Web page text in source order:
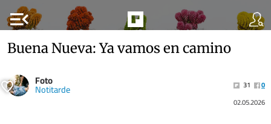
menu_open
Buena Nueva: Ya vamos en camino
Foto
Notitarde 31
0
02.05.2026